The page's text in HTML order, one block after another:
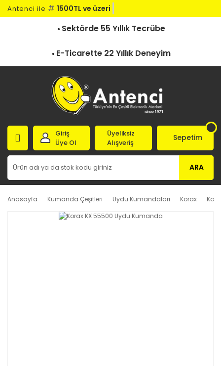
Antenci ile # 1500TL ve üzeri kar
Sektörde 55 Yıllık Tecrübe
E-Ticarette 22 Yıllık Deneyim
ARA
Giriş
Üye Ol
Üyeliksiz
Alışveriş
Sepetim
Anasayfa Kumanda Çeşitleri Uydu Kumandaları Korax